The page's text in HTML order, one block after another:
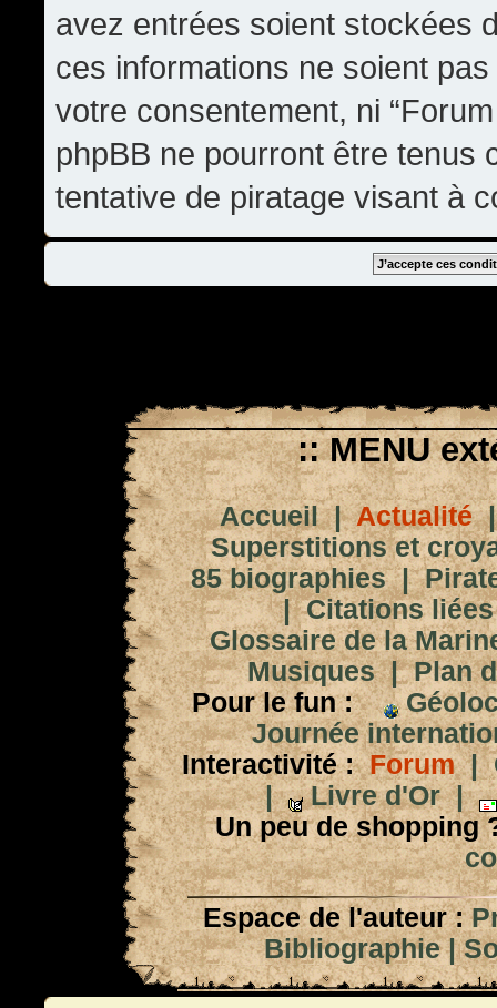
avez entrées soient stockées
ces informations ne soient
votre consentement, ni
phpBB ne pourront être tenus
tentative de piratage visant à
:: MENU
Accueil|Actualité
Superstitions et
85 biographies|
|Citations
Glossaire de la
Musiques|Plan
Pour le fun :
Journée
Interactivité : Forum|
|
Livre d'Or|
Un peu de shopping
Espace de l'auteur :
Bibliographie|